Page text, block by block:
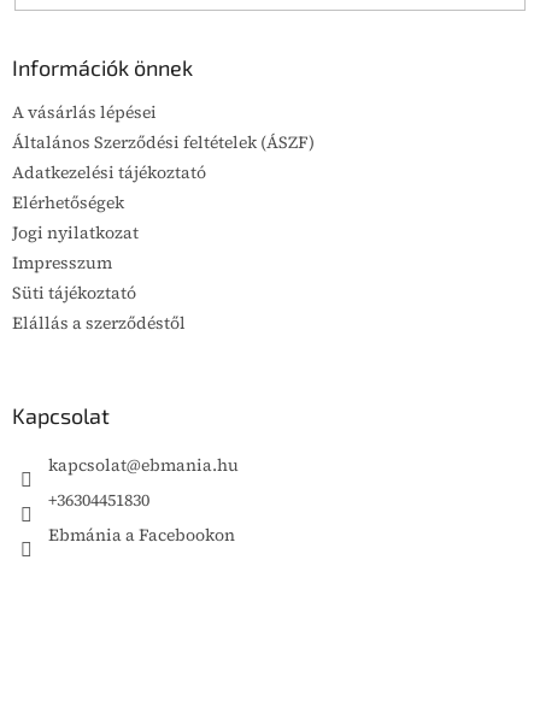
Információk önnek
A vásárlás lépései
Általános Szerződési feltételek (ÁSZF)
Adatkezelési tájékoztató
Elérhetőségek
Jogi nyilatkozat
Impresszum
Süti tájékoztató
Elállás a szerződéstől
Kapcsolat
kapcsolat@ebmania.hu
+36304451830
Ebmánia a Facebookon